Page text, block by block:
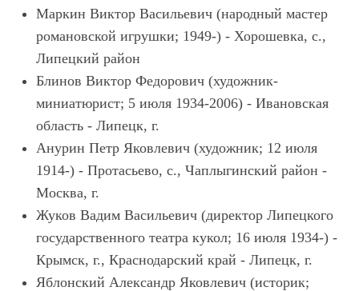
Маркин Виктор Васильевич (народный мастер
романовской игрушки; 1949-) - Хорошевка, с.,
Липецкий район
Блинов Виктор Федорович (художник-
миниатюрист; 5 июля 1934-2006) - Ивановская
область - Липецк, г.
Анурин Петр Яковлевич (художник; 12 июля
1914-) - Протасьево, с., Чаплыгинский район -
Москва, г.
Жуков Вадим Васильевич (директор Липецкого
государственного театра кукол; 16 июля 1934-) -
Крымск, г., Краснодарский край - Липецк, г.
Яблонский Александр Яковлевич (историк;